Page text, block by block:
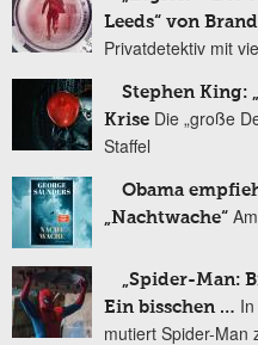
Leeds“ von
Privatdetektiv mit
Stephen King:
Krise Die „große
Staffel
Obama
„Nachtwache“
„Spider-Man:
Ein bisschen …
mutiert Spider-Man